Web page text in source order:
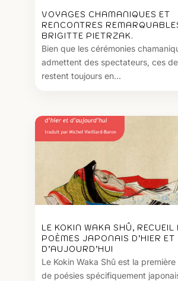
VOYAGES CHAMANIQUES ET
RENCONTRES
BRIGITTE PIETRZAK.
Bien que les cérémonies
admettent des spectateurs, ces
restent toujours en...
LE KOKIN WAKA SHÛ, RECUEIL
POÈMES JAPONAIS D’HIER ET
D’AUJOURD’HUI
Le Kokin Waka Shû est la
de poésies spécifiquement